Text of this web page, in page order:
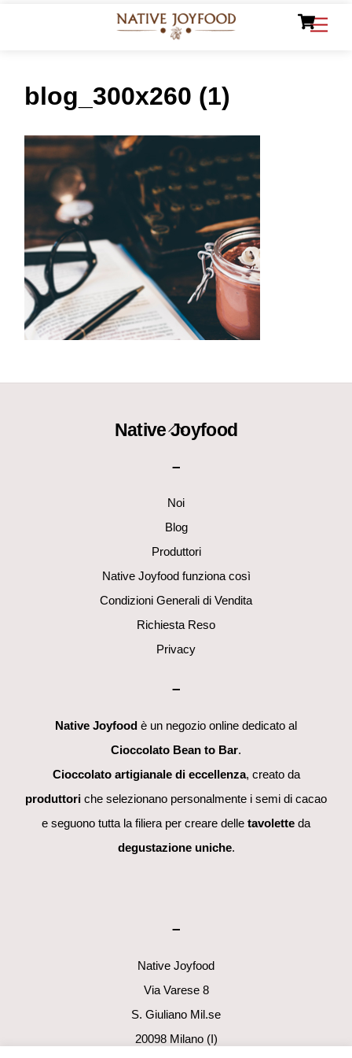
blog_300x260 (1)
Back
Native Joyfood
–
Noi
Blog
Produttori
Native Joyfood funziona così
Condizioni Generali di Vendita
Richiesta Reso
Privacy
–
Native Joyfood è un negozio online dedicato al
Cioccolato Bean to Bar.
Cioccolato artigianale di eccellenza, creato da
produttori che selezionano personalmente i semi di cacao
e seguono tutta la filiera per creare delle tavolette da
degustazione uniche.
–
Native Joyfood
Via Varese 8
S. Giuliano Mil.se
20098 Milano (I)